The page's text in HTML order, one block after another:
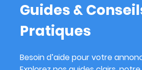
Guides &
Pratiques
Besoin d’aide pour votre